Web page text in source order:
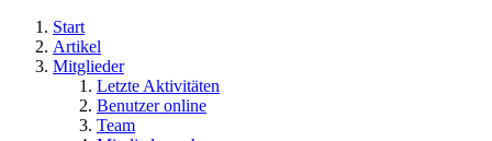
Start
Artikel
Mitglieder
Letzte Aktivitäten
Benutzer online
Team